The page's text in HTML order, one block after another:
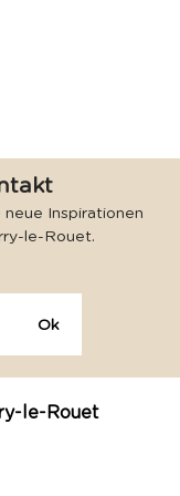
Inspirationen
le-Rouet.
le-Rouet